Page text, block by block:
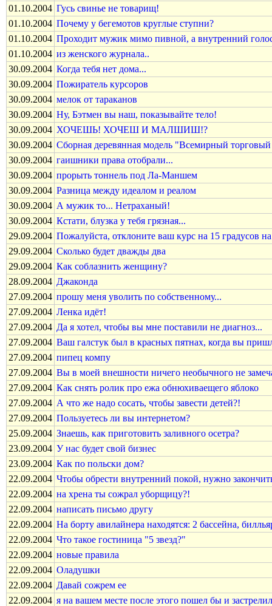
01.10.2004 Гусь свинье не товарищ!
01.10.2004 Почему у бегемотов круглые ступни?
01.10.2004 Проходит мужик мимо пивной, а внутренний
01.10.2004 из женского журнала..
30.09.2004 Когда тебя нет дома...
30.09.2004 Пожиратель курсоров
30.09.2004 мелок от тараканов
30.09.2004 Ну, Бэтмен вы наш, показывайте тело!
30.09.2004 ХОЧЕШЬ! ХОЧЕШ И МАЛШИШ!?
30.09.2004 Сборная деревянная модель "Всемирный
30.09.2004 гаишники права отобрали...
30.09.2004 пpоpыть тоннель под Ла-Маншем
30.09.2004 Разница между идеалом и реалом
30.09.2004 А мужик то... Нетраханый!
30.09.2004 Кстати, блузка у тебя грязная...
29.09.2004 Пожалуйста, отклоните ваш курс на 15 градусов на
29.09.2004 Сколько будет дважды два
29.09.2004 Как соблазнить женщину?
28.09.2004 Джаконда
27.09.2004 прошу меня уволить по собственному...
27.09.2004 Ленка идёт!
27.09.2004 Да я хотел, чтобы вы мне поставили не диагноз...
27.09.2004 Ваш галстук был в красных пятнах, когда вы
27.09.2004 пипец компу
27.09.2004 Вы в моей внешности ничего необычного не
27.09.2004 Как снять ролик про ежа обнюхиваещего яблоко
27.09.2004 А что же надо сосать, чтобы завести детей?!
27.09.2004 Пользуетесь ли вы интернетом?
25.09.2004 Знаешь, как приготовить заливного осетра?
23.09.2004 У нас будет свой бизнес
23.09.2004 Как по польски дом?
22.09.2004 Чтобы обрести внутренний покой, нужно
22.09.2004 на хрена ты сожрал уборщицу?!
22.09.2004 написать письмо другу
22.09.2004 На борту авилайнера находятся: 2 бассейна,
22.09.2004 Что такое гостиница "5 звезд?"
22.09.2004 новые правила
22.09.2004 Оладушки
22.09.2004 Давай сожрем ее
22.09.2004 я на вашем месте после этого пошел бы и